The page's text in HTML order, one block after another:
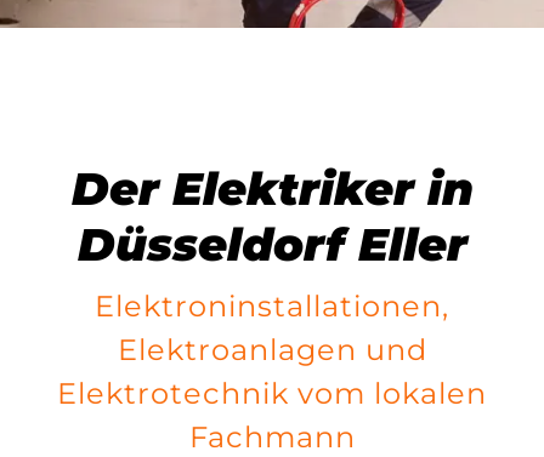
Der Elektriker in
Düsseldorf Eller
Elektroninstallationen,
Elektroanlagen und
Elektrotechnik vom lokalen
Fachmann